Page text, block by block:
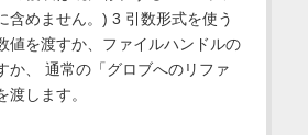
含めません。) 3 引数形式を使う
値を渡すか、ファイルハンドルの
か、 通常の「グロブへのリファ
渡します。